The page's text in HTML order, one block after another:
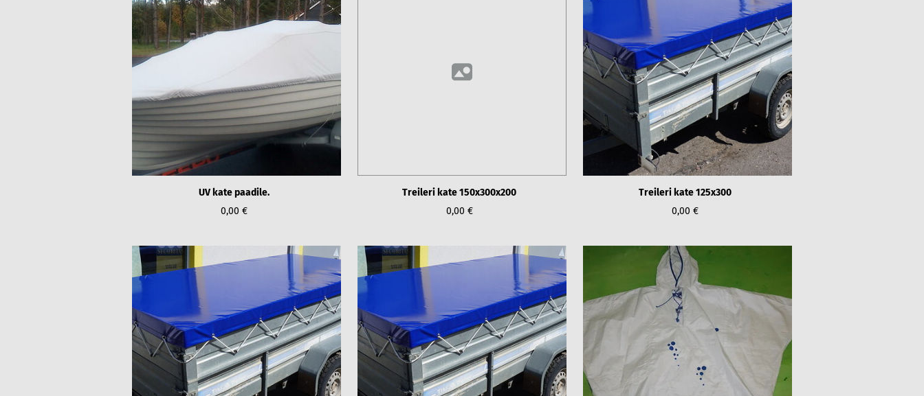
UV kate paadile.
0,00 €
Treileri kate 150x300x200
0,00 €
Treileri kate 125x300
0,00 €